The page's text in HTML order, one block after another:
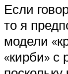
Если
то я
модели
«кирби» с